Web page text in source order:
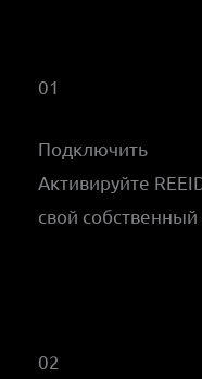
01
Подключить
Активируйте
свой
02